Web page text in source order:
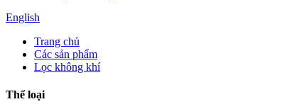
English
Trang chủ
Các sản phẩm
Lọc không khí
Thể loại